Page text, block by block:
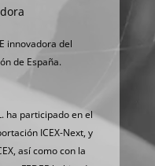
innovadora del
de España.
ha participado en el
ICEX-Next, y
así como con la